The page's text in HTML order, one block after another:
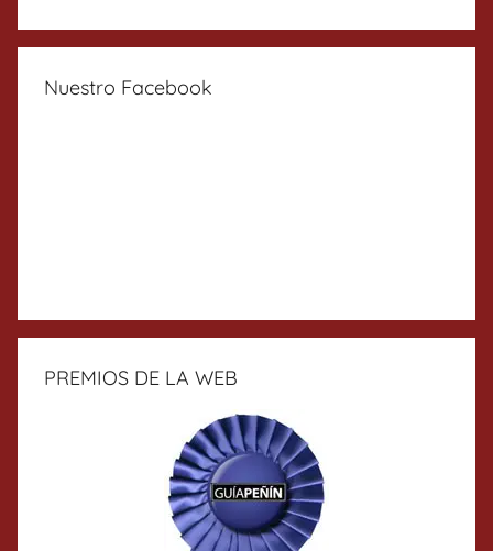
Nuestro Facebook
PREMIOS DE LA WEB